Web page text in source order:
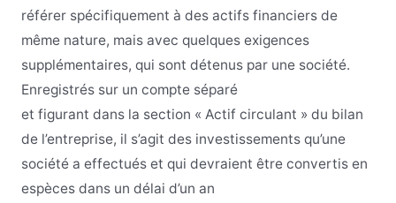
référer spécifiquement à des actifs financiers de
même nature, mais avec quelques exigences
supplémentaires, qui sont détenus par une société.
Enregistrés sur un compte séparé
et figurant dans la section « Actif circulant » du bilan
de l’entreprise, il s’agit des investissements qu’une
société a effectués et qui devraient être convertis en
espèces dans un délai d’un an